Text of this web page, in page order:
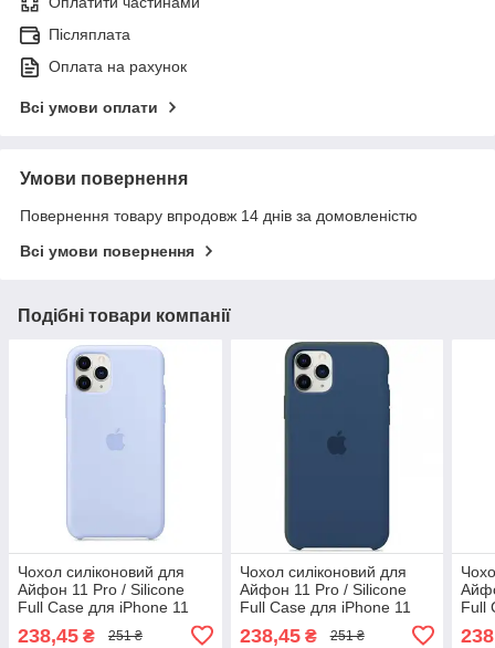
Післяплата
Оплата на рахунок
Всі умови оплати
Умови повернення
Повернення товару впродовж 14 днів за домовленістю
Всі умови повернення
Подібні товари компанії
Чохол силіконовий для
Айфон 11 Pro / Silicone
Full Case для iPhone 11
238,45 ₴ 251 ₴
Чохол силіконовий для
Айфон 11 Pro / Silicone
Full Case для iPhone 11
Pro (Синій / Blue cobalth)
238,45₴ 251 ₴
Full